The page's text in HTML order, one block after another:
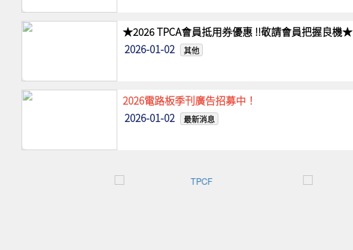
★2026 TPCA會員抵用券優惠 !!敬請會員把握良機★
2026-01-02
其他
2026電路板季刊廣告招募中！
2026-01-02
最新消息